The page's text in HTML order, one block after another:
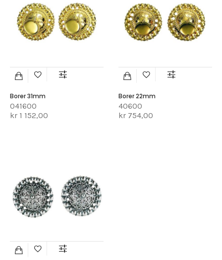
Borer 31mm
041600
kr 1 152,00
Borer 22mm
40600
kr 754,00